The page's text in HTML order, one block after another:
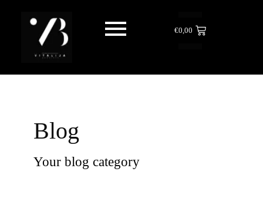
€0,00
Blog
Your blog category